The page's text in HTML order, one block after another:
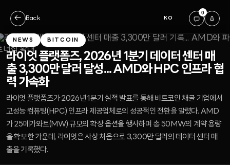
← Back KO
0
NEWS BITCOIN
라이엇 플랫폼즈, 2026년 1분기 데이터 센터 매
출 3,300만 달러 달성... AMD와 HPC 인프라 협
력 가속화
라이엇 플랫폼즈가 2026년 1분기 실적 발표를 통해 비트코인 채굴 기업에서
고성능 컴퓨팅(HPC) 인프라 제공업체로의 성공적인 전환을 알렸다. AMD
가 25메가와트(MW) 규모의 확장 옵션을 행사하며 총 50MW의 계약 용량
을 확보한 가운데, 라이엇은 사상 처음으로 3,300만 달러의 데이터 센터 매
출을 기록했다.